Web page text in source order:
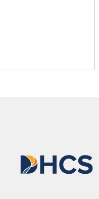
por qué todos